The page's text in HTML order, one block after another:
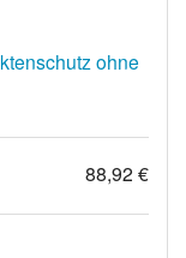
ohne
88,92 €